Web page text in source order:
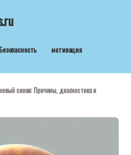
Безопасность
мотивация
синяк: Причины, диагностика и